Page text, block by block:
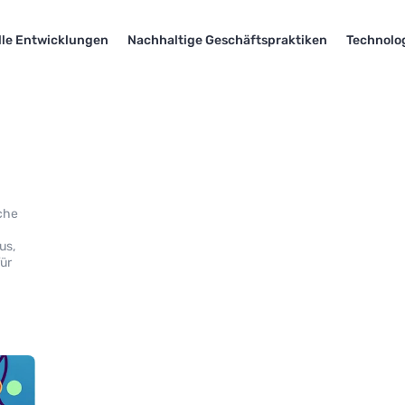
Entwicklungen Nachhaltige Geschäftspraktiken